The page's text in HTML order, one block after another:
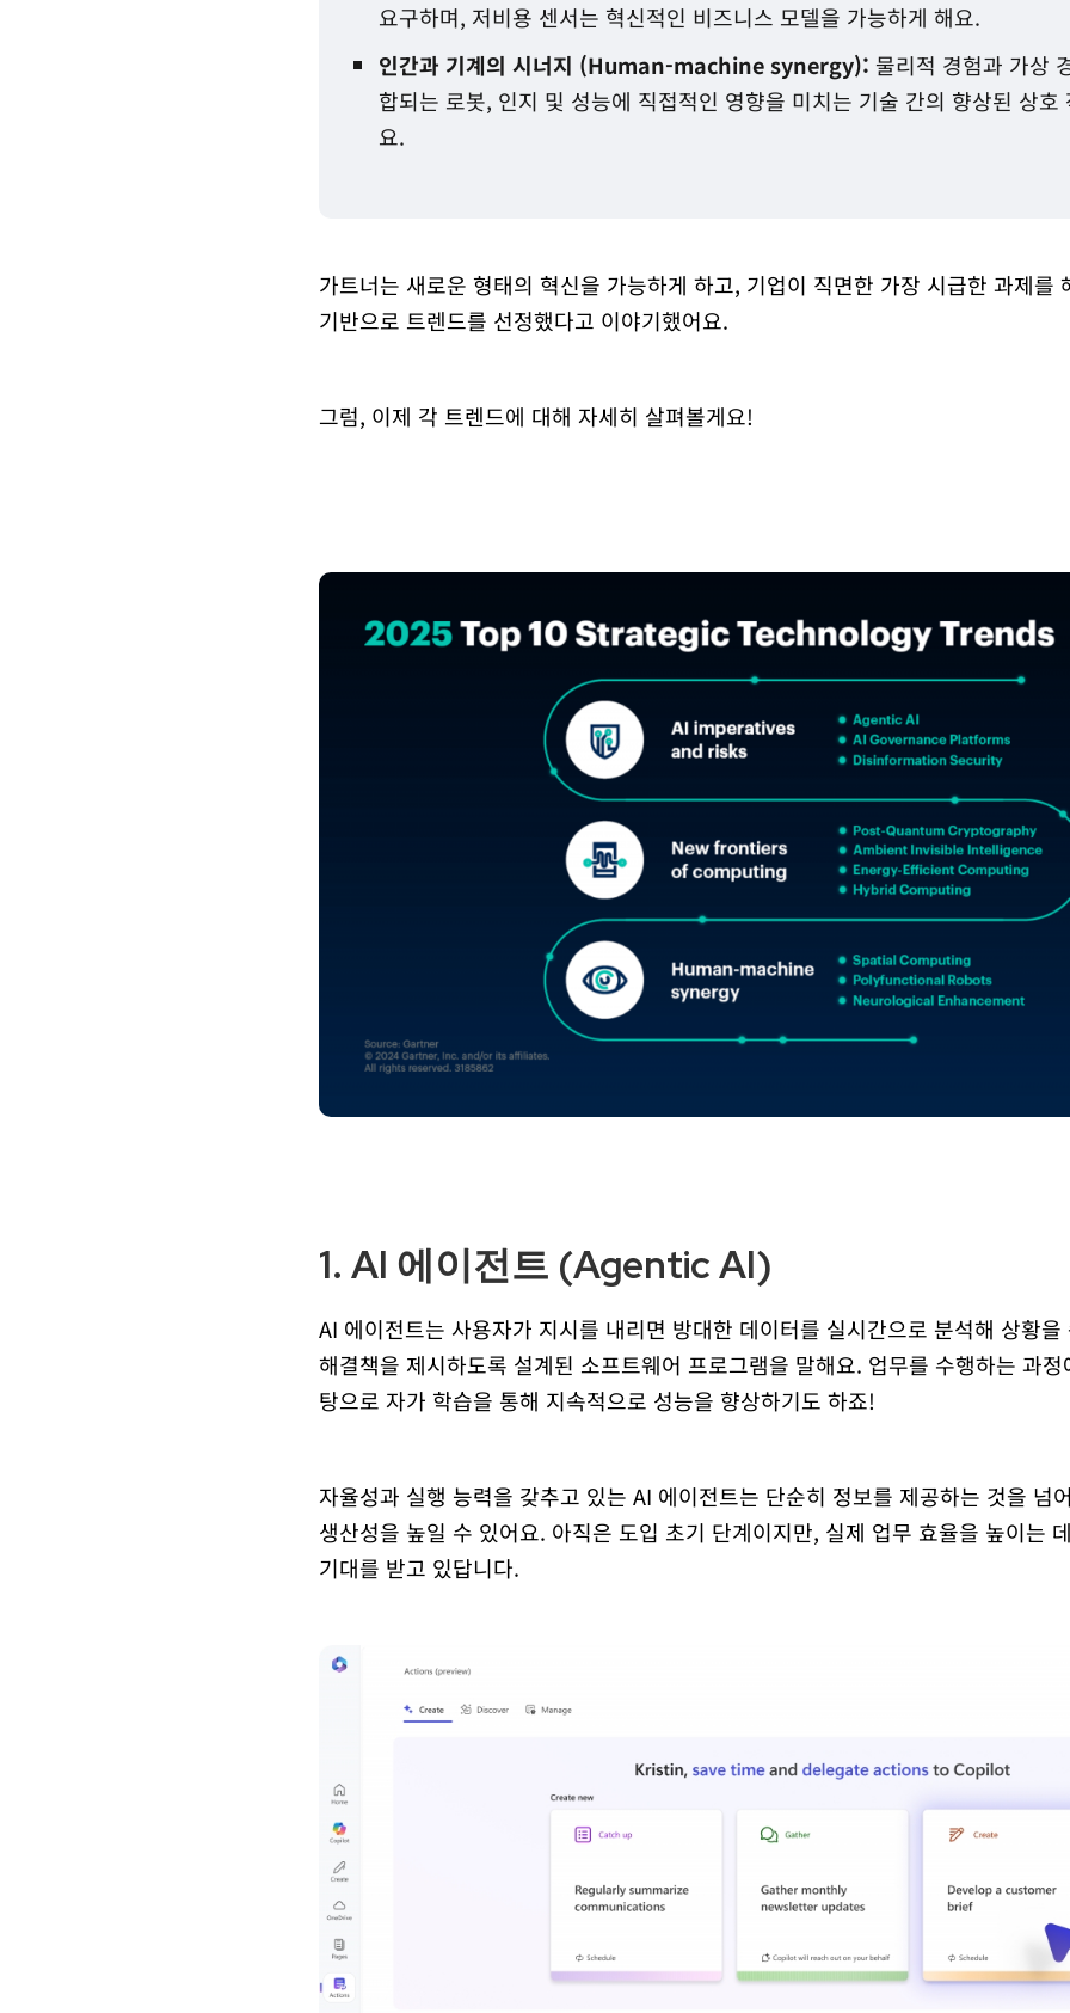
요구하며, 저비용 센서는 혁신적인 비즈니스 모델을 가능하게 해요.
인간과 기계의 시너지 (Human-machine synergy): 물리적 경험과 가상
합되는 로봇, 인지 및 성능에 직접적인 영향을 미치는 기술 간의 향상된 상호
요.
가트너는 새로운 형태의 혁신을 가능하게 하고, 기업이 직면한 가장 시급한 과제를
기반으로 트렌드를 선정했다고 이야기했어요.
그럼, 이제 각 트렌드에 대해 자세히 살펴볼게요!
1. AI 에이전트 (Agentic AI)
AI 에이전트는 사용자가 지시를 내리면 방대한 데이터를 실시간으로 분석해 상황
해결책을 제시하도록 설계된 소프트웨어 프로그램을 말해요. 업무를 수행하는 과
탕으로 자가 학습을 통해 지속적으로 성능을 향상하기도 하죠!
자율성과 실행 능력을 갖추고 있는 AI 에이전트는 단순히 정보를 제공하는 것을 넘
생산성을 높일 수 있어요. 아직은 도입 초기 단계이지만, 실제 업무 효율을 높이는
기대를 받고 있답니다.